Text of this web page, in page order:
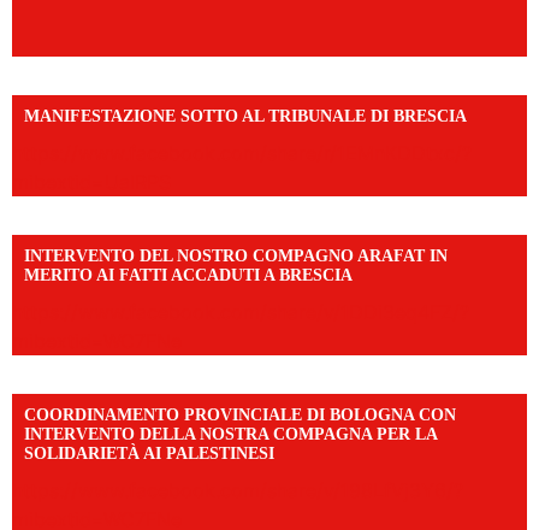
MANIFESTAZIONE SOTTO AL TRIBUNALE DI BRESCIA
INTERVENTO DEL NOSTRO COMPAGNO ARAFAT IN
MERITO AI FATTI ACCADUTI A BRESCIA
COORDINAMENTO PROVINCIALE DI BOLOGNA CON
INTERVENTO DELLA NOSTRA COMPAGNA PER LA
SOLIDARIETÀ AI PALESTINESI